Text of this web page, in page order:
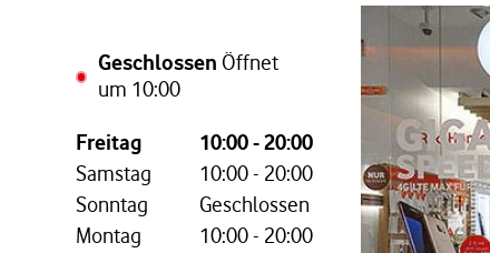
Geschlossen Öffnet
um 10:00
Wochentag, Öffnungszeiten
Freitag 10:00-20:00
Samstag
10:00- 20:00
Sonntag
Geschlossen
Montag
10:00- 20:00